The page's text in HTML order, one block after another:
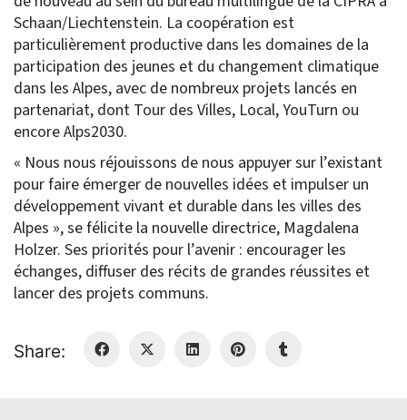
Schaan/Liechtenstein. La coopération est
particulièrement productive dans les domaines de la
participation des jeunes et du changement climatique
dans les Alpes, avec de nombreux projets lancés en
partenariat, dont Tour des Villes, Local, YouTurn ou
encore Alps2030.
« Nous nous réjouissons de nous appuyer sur l’existant
pour faire émerger de nouvelles idées et impulser un
développement vivant et durable dans les villes des
Alpes », se félicite la nouvelle directrice, Magdalena
Holzer. Ses priorités pour l’avenir : encourager les
échanges, diffuser des récits de grandes réussites et
lancer des projets communs.
Share: